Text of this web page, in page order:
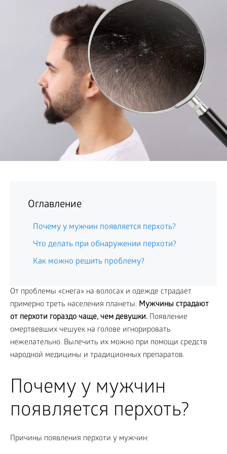
Оглавление
Почему у мужчин появляется перхоть?
Что делать при обнаружении перхоти?
Как можно решить проблему?
От проблемы «снега» на волосах и одежде страдает
примерно треть населения планеты. Мужчины страдают
от перхоти гораздо чаще, чем девушки. Появление
омертвевших чешуек на голове игнорировать
нежелательно. Вылечить их можно при помощи средств
народной медицины и традиционных препаратов.
Почему у мужчин
появляется перхоть?
Причины появления перхоти у мужчин: